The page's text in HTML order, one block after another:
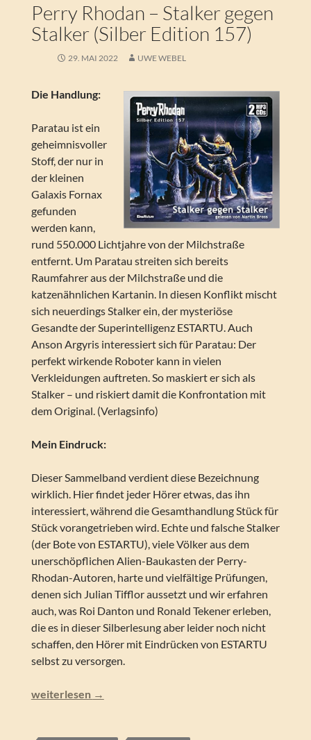
Perry Rhodan – Stalker gegen
Stalker (Silber Edition 157)
29. MAI 2022 UWE WEBEL
Die Handlung:
Paratau ist ein
geheimnisvoller
Stoff, der nur in
der kleinen
Galaxis Fornax
gefunden
werden kann,
rund 550.000 Lichtjahre von der Milchstraße
entfernt. Um Paratau streiten sich bereits
Raumfahrer aus der Milchstraße und die
katzenähnlichen Kartanin. In diesen Konflikt mischt
sich neuerdings Stalker ein, der mysteriöse
Gesandte der Superintelligenz ESTARTU. Auch
Anson Argyris interessiert sich für Paratau: Der
perfekt wirkende Roboter kann in vielen
Verkleidungen auftreten. So maskiert er sich als
Stalker – und riskiert damit die Konfrontation mit
dem Original. (Verlagsinfo)
Mein Eindruck:
Dieser Sammelband verdient diese Bezeichnung
wirklich. Hier findet jeder Hörer etwas, das ihn
interessiert, während die Gesamthandlung Stück für
Stück vorangetrieben wird. Echte und falsche Stalker
(der Bote von ESTARTU), viele Völker aus dem
unerschöpflichen Alien-Baukasten der Perry-
Rhodan-Autoren, harte und vielfältige Prüfungen,
denen sich Julian Tifflor aussetzt und wir erfahren
auch, was Roi Danton und Ronald Tekener erleben,
die es in dieser Silberlesung aber leider noch nicht
schaffen, den Hörer mit Eindrücken von ESTARTU
selbst zu versorgen.
Perry Rhodan – Stalker gegen Stalker (Silber Edition 157)
weiterlesen →